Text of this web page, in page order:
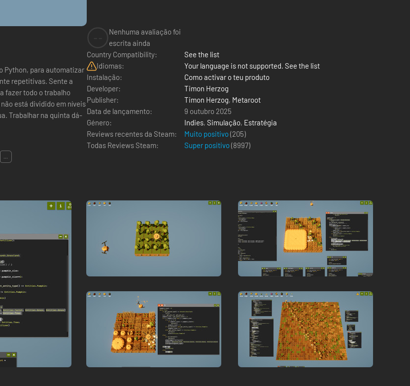
Python, para automatizar
repetitivas. Sente a
fazer todo o trabalho
está dividido em níveis
Nenhuma avaliação foi
escrita ainda
Country Compatibility:
See the list
Idiomas:
Your language is not supported. See the list
Instalação:
Como activar o teu produto
Developer:
Timon Herzog
Publisher:
Timon Herzog, Metaroot
Data de lançamento:
9 outubro 2025
Género:
Indies, Simulação, Estratégia
Reviews recentes da Steam:
Muito positivo(205)
Todas Reviews Steam:
Super positivo(8997)
...